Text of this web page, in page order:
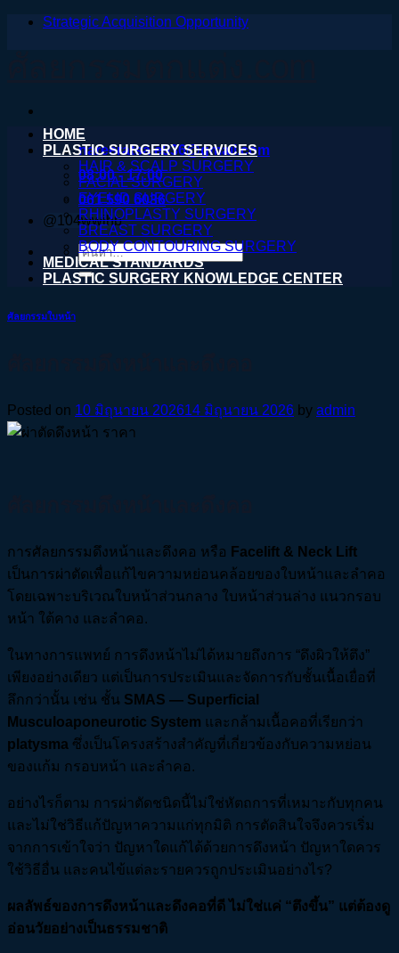
ข้าม
Strategic Acquisition Opportunity
nareeratsale936@gmail.com
08:00 - 17:00
061 590 6036
@104wwihb
ค้นหา:
HOME
PLASTIC SURGERY SERVICES
HAIR & SCALP SURGERY
FACIAL SURGERY
EYELID SURGERY
RHINOPLASTY SURGERY
BREAST SURGERY
BODY CONTOURING SURGERY
MEDICAL STANDARDS
PLASTIC SURGERY KNOWLEDGE CENTER
ศัลยกรรมใบหน้า
Posted on 10 มิถุนายน 202614 มิถุนายน 2026 by admin
การศัลยกรรมดึงหน้าและดึงคอ หรือ Facelift & Neck Lift
เป็นการผ่าตัดเพื่อแก้ไขความหย่อนคล้อยของใบหน้าและลำคอ
โดยเฉพาะบริเวณใบหน้าส่วนกลาง ใบหน้าส่วนล่าง แนวกรอบ
หน้า ใต้คาง และลำคอ.
ในทางการแพทย์ การดึงหน้าไม่ได้หมายถึงการ “ดึงผิวให้ตึง”
เพียงอย่างเดียว แต่เป็นการประเมินและจัดการกับชั้นเนื้อเยื่อที่
ลึกกว่านั้น เช่น ชั้น SMAS — Superficial
Musculoaponeurotic System และกล้ามเนื้อคอที่เรียกว่า
platysma ซึ่งเป็นโครงสร้างสำคัญที่เกี่ยวข้องกับความหย่อน
ของแก้ม กรอบหน้า และลำคอ.
อย่างไรก็ตาม การผ่าตัดชนิดนี้ไม่ใช่หัตถการที่เหมาะกับทุกคน
และไม่ใช่วิธีแก้ปัญหาความแก่ทุกมิติ การตัดสินใจจึงควรเริ่ม
จากการเข้าใจว่า ปัญหาใดแก้ได้ด้วยการดึงหน้า ปัญหาใดควร
ใช้วิธีอื่น และคนไข้แต่ละรายควรถูกประเมินอย่างไร?
ผลลัพธ์ของการดึงหน้าและดึงคอที่ดี ไม่ใช่แค่ “ตึงขึ้น” แต่ต้องดู
อ่อนวัยอย่างเป็นธรรมชาติ